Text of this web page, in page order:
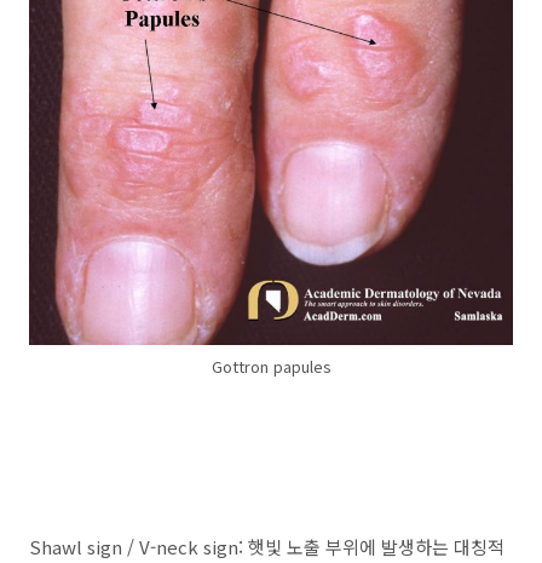
Gottron papules
Shawl sign / V-neck sign: 햇빛 노출 부위에 발생하는 대칭적